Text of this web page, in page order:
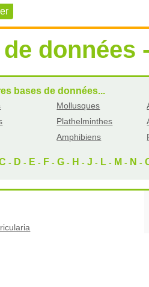
données
bases de données...
Mollusques
Plathelminthes
Amphibiens
- D - E - F -G - H -J - L - M - N -